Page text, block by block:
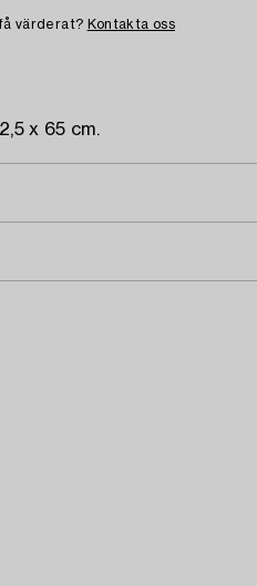
värderat? Kontakta oss
x 65 cm.